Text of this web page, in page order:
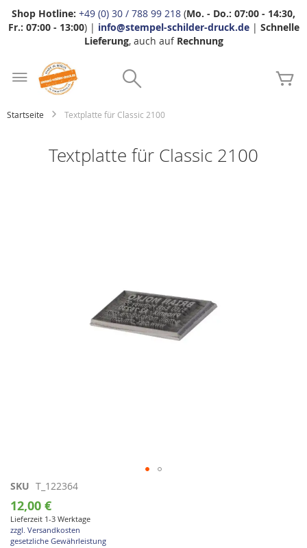
Shop Hotline: +49 (0) 30 / 788 99 218 (Mo. - Do.: 07:00 - 14:30,
Fr.: 07:00 - 13:00) | info@stempel-schilder-druck.de| Schnelle
Lieferung, auch auf Rechnung
Startseite Textplatte für Classic 2100
Textplatte für Classic 2100
Zum
Anfang
der
Bildgalerie
springen
SKU T_122364
12,00 €
Lieferzeit 1-3 Werktage
zzgl. Versandkosten
gesetzliche Gewährleistung